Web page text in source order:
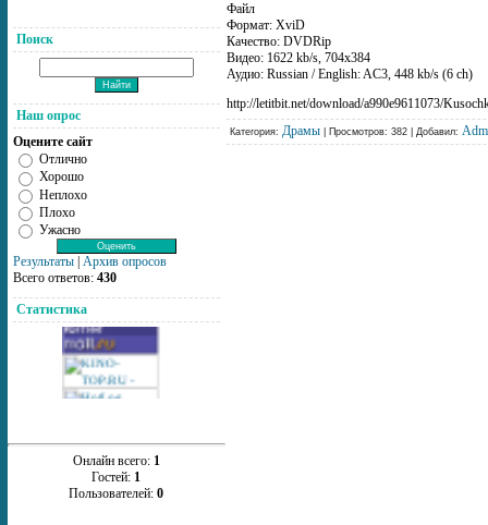
Поиск
Наш опрос
Оцените сайт
Отлично
Хорошо
Неплохо
Плохо
Ужасно
Результаты Архив опросов
Всего ответов: 430
Статистика
Онлайн всего: 1
Гостей: 1
Пользователей:0
Файл
Формат: XviD
Качество: DVDRip
Видео: 1622 kb/s, 704x384
Аудио: Russian / English: AC3, 448 kb/s (6 ch)
http://letitbit.net/download/a990e9611073/
Категория: Драмы | Просмотров: 382 | Добавил: